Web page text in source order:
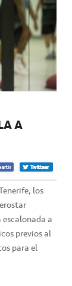
A
los
a
previos al
para el